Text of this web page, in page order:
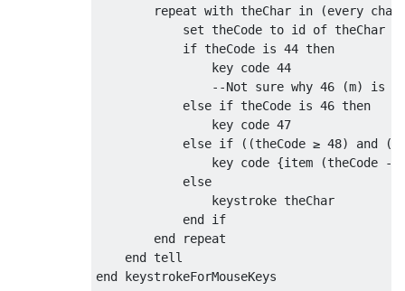
repeat with theChar in (every
            set theCode to id of theChar
            if theCode is 44 then
                key code 44
--Not sure why 46 (m) is
            else if theCode is 46 then
                key code 47
else if ((theCode ≥ 48) and
key code {item (theCode -
            else
                keystroke theChar
            end if
        end repeat
    end tell